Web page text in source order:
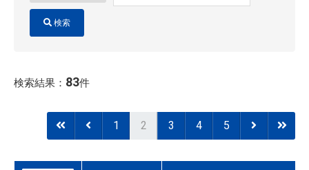
検索
検索結果： 83件
1 2 3 4 5